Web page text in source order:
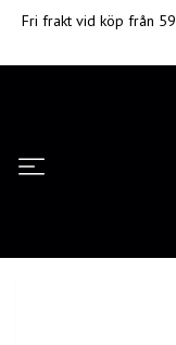
Fri frakt vid köp från